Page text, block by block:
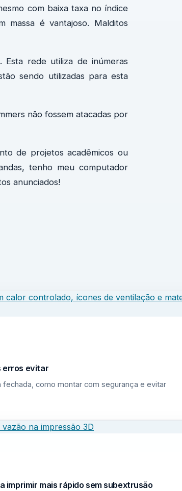
com baixa taxa no índice
massa é vantajoso. Malditos
rede utiliza de inúmeras
sendo utilizadas para esta
não fossem atacadas por
de projetos acadêmicos ou
tenho meu computador
anunciados!
erros evitar
como montar com segurança e evitar
imprimir mais rápido sem subextrusão